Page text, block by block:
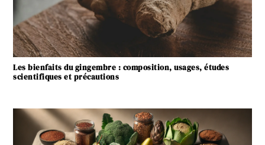
Les bienfaits du gingembre : composition, usages, études
scientifiques et précautions